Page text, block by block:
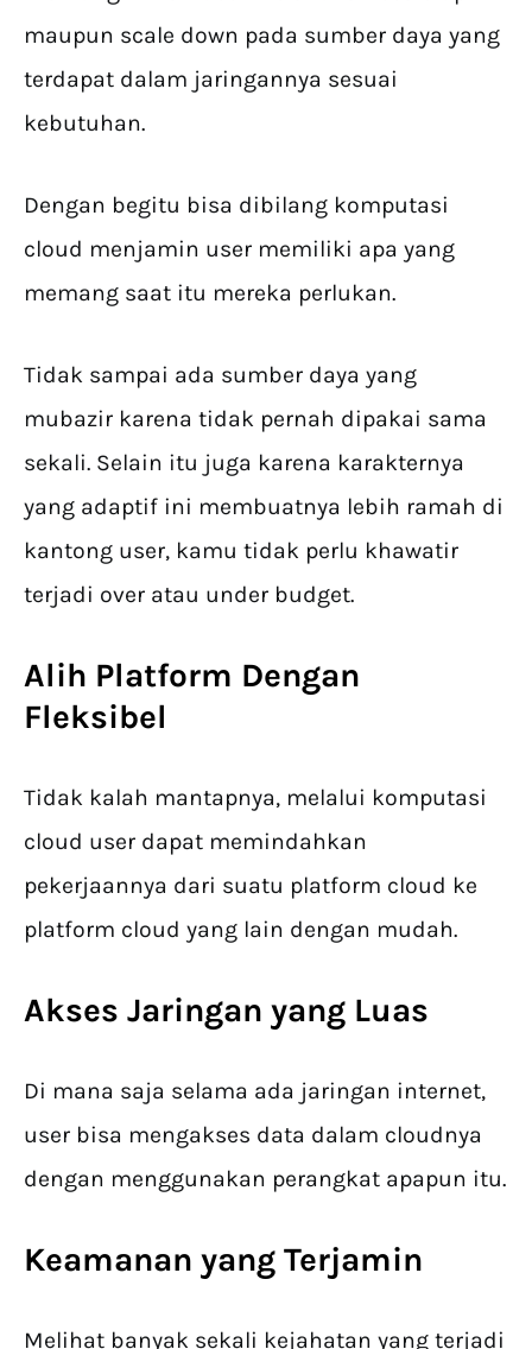
maupun scale down pada sumber daya yang
terdapat dalam jaringannya sesuai
kebutuhan.
Dengan begitu bisa dibilang komputasi
cloud menjamin user memiliki apa yang
memang saat itu mereka perlukan.
Tidak sampai ada sumber daya yang
mubazir karena tidak pernah dipakai sama
sekali. Selain itu juga karena karakternya
yang adaptif ini membuatnya lebih ramah di
kantong user, kamu tidak perlu khawatir
terjadi over atau under budget.
Alih Platform Dengan
Fleksibel
Tidak kalah mantapnya, melalui komputasi
cloud user dapat memindahkan
pekerjaannya dari suatu platform cloud ke
platform cloud yang lain dengan mudah.
Akses Jaringan yang Luas
Di mana saja selama ada jaringan internet,
user bisa mengakses data dalam cloudnya
dengan menggunakan perangkat apapun itu.
Keamanan yang Terjamin
Melihat banyak sekali kejahatan yang terjadi